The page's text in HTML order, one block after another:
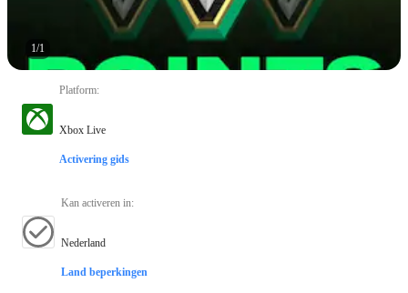
1/1
Platform:
Xbox Live
Activering gids
Kan activeren in:
Nederland
Land beperkingen